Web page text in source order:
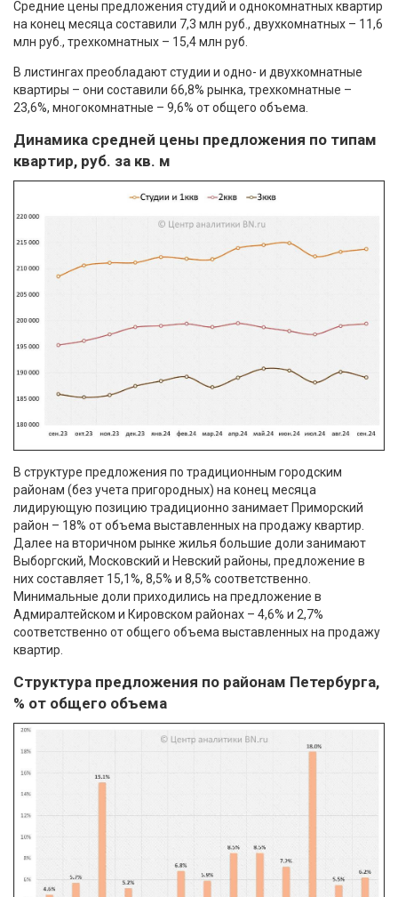
Средние цены предложения студий и однокомнатных квартир
на конец месяца составили 7,3 млн руб., двухкомнатных – 11,6
млн руб., трехкомнатных – 15,4 млн руб.
В листингах преобладают студии и одно- и двухкомнатные
квартиры – они составили 66,8% рынка, трехкомнатные –
23,6%, многокомнатные – 9,6% от общего объема.
Динамика средней цены предложения по типам
квартир, руб. за кв. м
В структуре предложения по традиционным городским
районам (без учета пригородных) на конец месяца
лидирующую позицию традиционно занимает Приморский
район – 18% от объема выставленных на продажу квартир.
Далее на вторичном рынке жилья большие доли занимают
Выборгский, Московский и Невский районы, предложение в
них составляет 15,1%, 8,5% и 8,5% соответственно.
Минимальные доли приходились на предложение в
Адмиралтейском и Кировском районах – 4,6% и 2,7%
соответственно от общего объема выставленных на продажу
квартир.
Структура предложения по районам Петербурга,
% от общего объема